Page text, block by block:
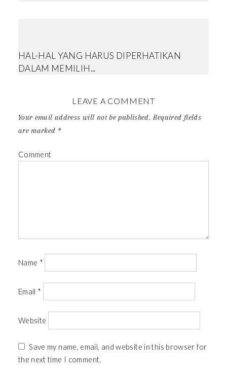
HAL-HAL YANG HARUS DIPERHATIKAN
DALAM MEMILIH...
LEAVE A COMMENT
Your email address will not be published. Required fields
are marked *
Comment
Name *
Email *
Website
Save my name, email, and website in this browser for
the next time I comment.